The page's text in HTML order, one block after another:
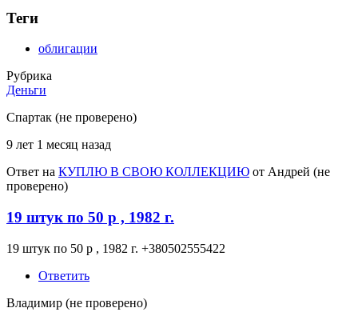
Теги
облигации
Рубрика
Деньги
Спартак (не проверено)
9 лет 1 месяц назад
Ответ на КУПЛЮ В СВОЮ КОЛЛЕКЦИЮ от Андрей (не
проверено)
19 штук по 50 р , 1982 г.
19 штук по 50 р , 1982 г. +380502555422
Ответить
Владимир (не проверено)